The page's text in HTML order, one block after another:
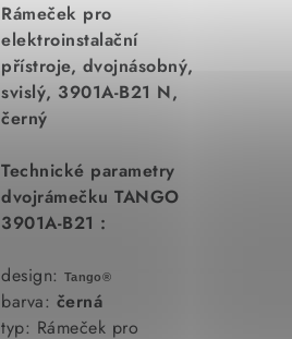
Rámeček pro
elektroinstalační
přístroje, dvojnásobný,
svislý, 3901A-B21 N,
černý
Technické parametry
dvojrámečku TANGO
3901A-B21 :
design: Tango®
barva: černá
typ: Rámeček pro